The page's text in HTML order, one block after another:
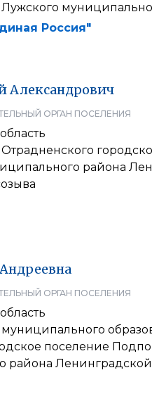
Лужского
Россия"
Александрович
ОРГАН ПОСЕЛЕНИЯ
Отрадненского
района
Андреевна
ОРГАН ПОСЕЛЕНИЯ
муниципального
поселение
района Ленинградской